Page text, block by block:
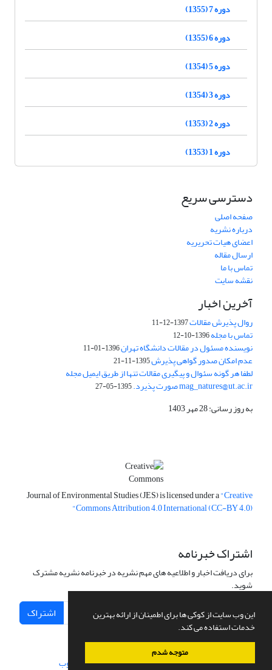
این وب سایت از کوکی ها برای اطمینان از ارائه بهترین
خدمات استفاده می کند.
متوجه شدم
دوره 7 (1355)
دوره 6 (1355)
دوره 5 (1354)
دوره 3 (1354)
دوره 2 (1353)
دوره 1 (1353)
دسترسی سریع
صفحه اصلی
درباره نشریه
اعضای هیات تحریریه
ارسال مقاله
تماس با ما
نقشه سایت
آخرین اخبار
روال پذیرش مقالات1397-12-11
تماس با مجله1396-10-12
نویسنده مسئول در مقالات دانشگاه تهران1396-01-11
عدم امکان صدور گواهی پذیرش1395-11-21
لطفا هر گونه سئوال و پیگیری مقالات تنها از طریق ایمیل مجله
mag_natures@ut.ac.ir صورت پذیرد. 1395-05-27
به روز رسانی: 28 مهر 1403
Journal of Environmental Studies (JES) is licensed under a"Creative
Commons Attribution 4.0 International (CC-BY 4.0)"
اشتراک خبرنامه
برای دریافت اخبار و اطلاعیه های مهم نشریه در خبرنامه نشریه مشترک
شوید.
اشتراک
سامانه مدیریت نشریات علمی.طراحی و پیاده سازی از سیناوب